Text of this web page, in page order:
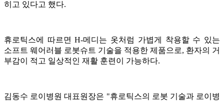
히고 있다고 했다.
휴로틱스에 따르면 H-메디는 옷처럼 가볍게 착용할 수 있는
소프트 웨어러블 로봇슈트 기술을 적용한 제품으로, 환자의 거
부감이 적고 일상적인 재활 훈련이 가능하다.
김동수 로이병원 대표원장은 "휴로틱스의 로봇 기술과 로이병